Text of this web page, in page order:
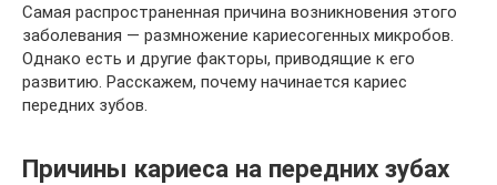
Самая распространенная причина возникновения этого
заболевания — размножение кариесогенных микробов.
Однако есть и другие факторы, приводящие к его
развитию. Расскажем, почему начинается кариес
передних зубов.
Причины кариеса на передних зубах